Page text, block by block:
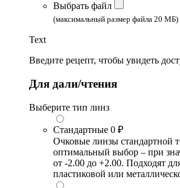
Выбрать файл
(максимальный размер файла 20 МБ)
Text
Введите рецепт, чтобы увидеть
Для дали/чтения
Выберите тип линз
Стандартные 0 ₽
Очковые линзы стандартной
оптимальный выбор – при
от -2.00 до +2.00. Подходят
пластиковой или